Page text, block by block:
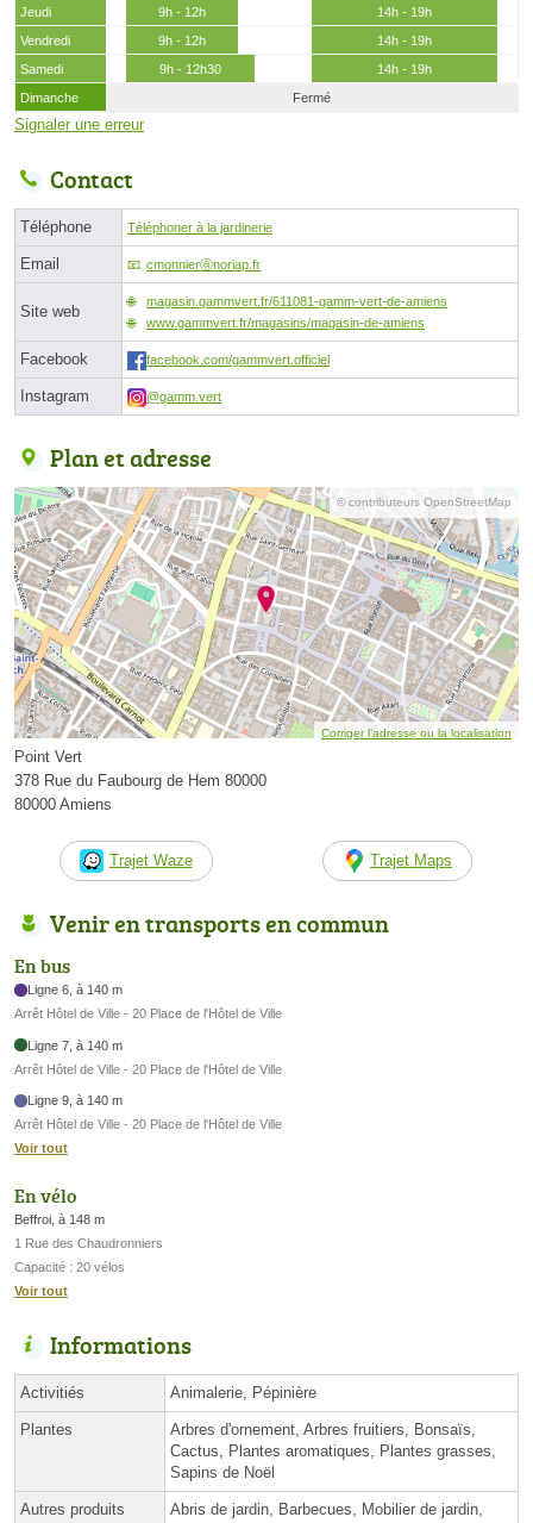
Jeudi
9h - 12h
14h - 19h
Vendredi
9h - 12h
14h - 19h
Samedi
9h - 12h30
14h - 19h
Dimanche
Fermé
Signaler une erreur
Contact
Téléphone Téléphoner à la jardinerie
Email cmonnierⓐnoriap.fr
Site web
magasin.gammvert.fr/611081-gamm-vert-de-amiens
www.gammvert.fr/magasins/magasin-de-amiens
Facebook facebook.com/gammvert.officiel
Instagram @gamm.vert
Plan et adresse
© contributeurs OpenStreetMap
Corriger l’adresse ou la localisation
Point Vert
378 Rue du Faubourg de Hem 80000
80000 Amiens
Trajet Waze Trajet Maps
Venir en transports en commun
En bus
Ligne 6, à 140 m
Arrêt Hôtel de Ville - 20 Place de l'Hôtel de Ville
Ligne 7, à 140 m
Arrêt Hôtel de Ville - 20 Place de l'Hôtel de Ville
Ligne 9, à 140 m
Arrêt Hôtel de Ville - 20 Place de l'Hôtel de Ville
Voir tout
En vélo
Beffroi, à 148 m
1 Rue des Chaudronniers
Capacité : 20 vélos
Voir tout
Informations
Activitiés Animalerie, Pépinière
Plantes
Arbres d'ornement, Arbres fruitiers, Bonsaïs,
Cactus, Plantes aromatiques, Plantes grasses,
Sapins de Noël
Autres produits
Abris de jardin, Barbecues, Mobilier de jardin,